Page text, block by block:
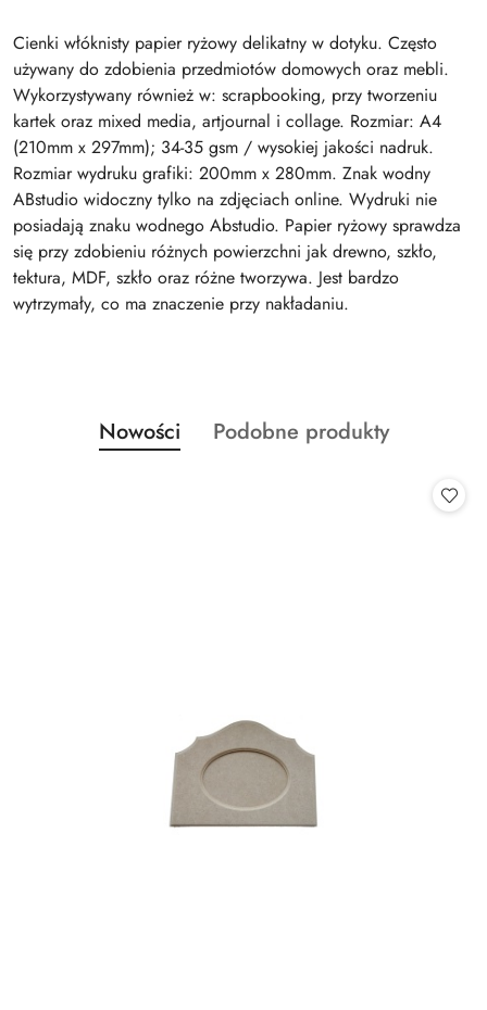
Cienki włóknisty papier ryżowy delikatny w dotyku. Często
używany do zdobienia przedmiotów domowych oraz mebli.
Wykorzystywany również w: scrapbooking, przy tworzeniu
kartek oraz mixed media, artjournal i collage. Rozmiar: A4
(210mm x 297mm); 34-35 gsm / wysokiej jakości nadruk.
Rozmiar wydruku grafiki: 200mm x 280mm. Znak wodny
ABstudio widoczny tylko na zdjęciach online. Wydruki nie
posiadają znaku wodnego Abstudio. Papier ryżowy sprawdza
się przy zdobieniu różnych powierzchni jak drewno, szkło,
tektura, MDF, szkło oraz różne tworzywa. Jest bardzo
wytrzymały, co ma znaczenie przy nakładaniu.
Pomiń karuzelę produktów
Produkty
o
Nowości
Produkty
Podobne produkty